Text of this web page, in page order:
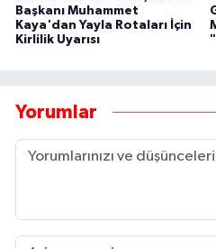
Başkanı Muhammet
Kaya'dan Yayla Rotaları İçin
Kirlilik Uyarısı
Yorumlar